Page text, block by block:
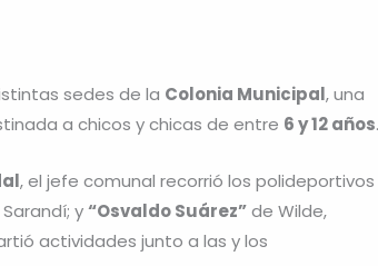
sedes de la Colonia Municipal, una
a chicos y chicas de entre 6 y 12 años.
, el jefe comunal recorrió los polideportivos
y“Osvaldo Suárez”de Wilde,
actividades junto a las y los